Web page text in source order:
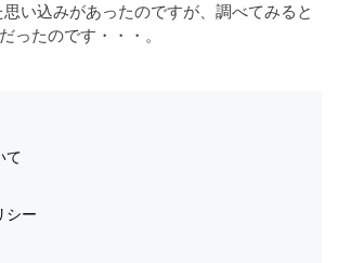
い込みがあったのですが、調べてみると
ったのです・・・。
て
シー